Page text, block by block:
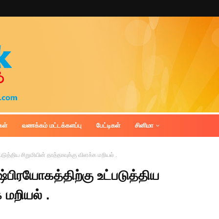
வணக்கம் மட்டக்களப்பு பேட்டிகள் சினிமா
சிறுமியின் தாத்தாவுக்கு விளக்க மறியல் .
உட்படுத்திய
மறியல் .